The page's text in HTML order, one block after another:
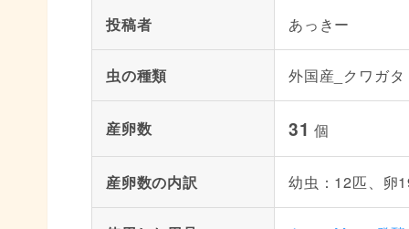
投稿者 あっきー
虫の種類 外国産_クワガタ
産卵数 31 個
産卵数の内訳 幼虫：12匹、卵